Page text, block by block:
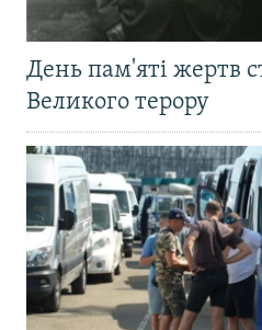
День пам'яті жертв
Великого терору